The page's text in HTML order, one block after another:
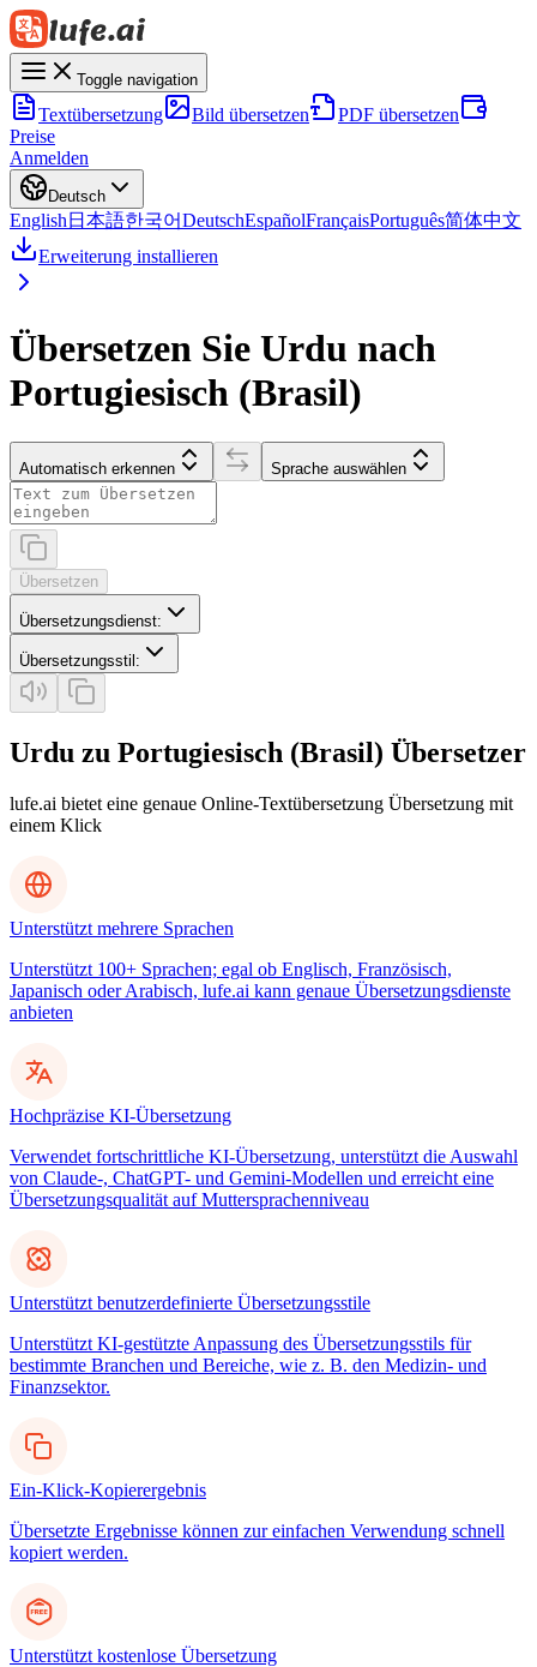
Toggle navigation
Textübersetzung Bild übersetzen
PDF übersetzen
Preise
Anmelden
Deutsch
English 日本語한국어DeutschEspañolFrançaisPortuguês简体中文
Erweiterung installieren
Übersetzen Sie Urdu nach
Portugiesisch (Brasil)
Automatisch erkennen Sprache auswählen
Übersetzen
Übersetzungsdienst:
Übersetzungsstil :
Urdu zu Portugiesisch (Brasil) Übersetzer
lufe.ai bietet eine genaue Online-Textübersetzung Übersetzung mit
einem Klick
Unterstützt mehrere Sprachen
Unterstützt 100+ Sprachen; egal ob Englisch, Französisch,
Japanisch oder Arabisch, lufe.ai kann genaue Übersetzungsdienste
anbieten
Hochpräzise KI-Übersetzung
Verwendet fortschrittliche KI-Übersetzung, unterstützt die Auswahl
von Claude-, ChatGPT- und Gemini-Modellen und erreicht eine
Übersetzungsqualität auf Muttersprachenniveau
Unterstützt benutzerdefinierte Übersetzungsstile
Unterstützt KI-gestützte Anpassung des Übersetzungsstils für
bestimmte Branchen und Bereiche, wie z. B. den Medizin- und
Finanzsektor.
Ein-Klick-Kopierergebnis
Übersetzte Ergebnisse können zur einfachen Verwendung schnell
kopiert werden.
Unterstützt kostenlose Übersetzung